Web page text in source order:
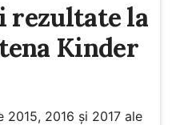
rezultate la
Kinder
2015, 2016 și 2017 ale